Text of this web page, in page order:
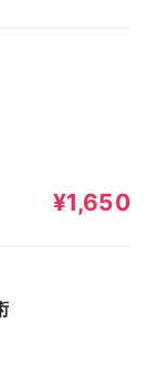
¥1,650